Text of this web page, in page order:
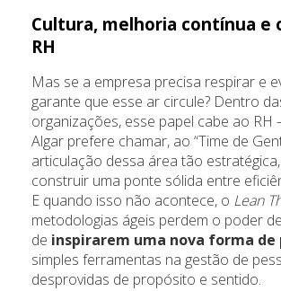
Cultura, melhoria contínua e
RH
Mas se a empresa precisa respirar e
garante que esse ar circule? Dentro
organizações, esse papel cabe ao RH
Algar prefere chamar, ao “Time de
articulação dessa área tão
construir uma ponte sólida entre
E quando isso não acontece, o Lean
metodologias ágeis perdem o poder
de inspirarem uma nova forma de
simples ferramentas na gestão de
desprovidas de propósito e sentido.